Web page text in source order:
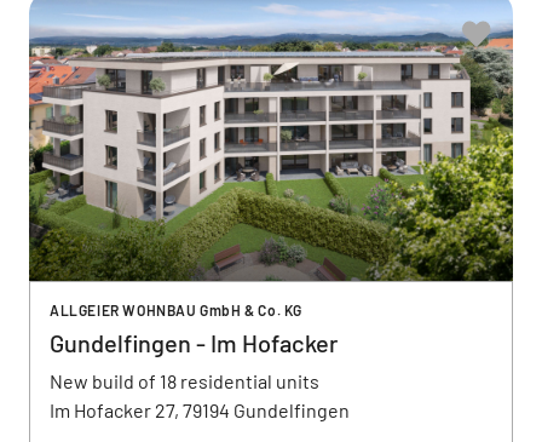
ALLGEIER WOHNBAU GmbH & Co. KG
Gundelfingen - Im Hofacker
New build of 18 residential units
Im Hofacker 27, 79194 Gundelfingen